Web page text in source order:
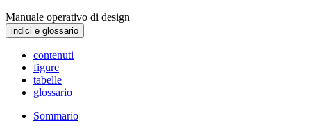
Manuale operativo di design
indici e glossario
contenuti
figure
tabelle
glossario
Sommario